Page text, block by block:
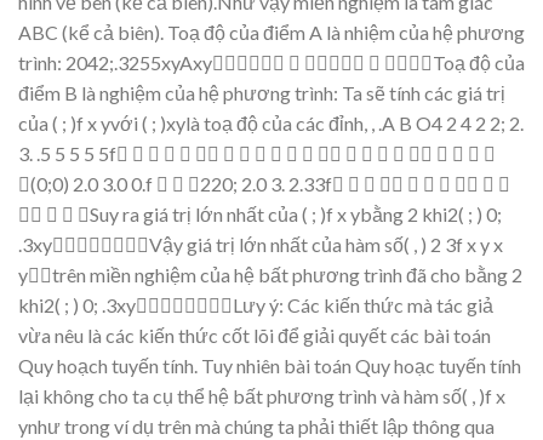
ABC (kể cả biên). Toạ độcủa điểm A là nhiệm của hệ phương
trình: 2042;.3255xyAxy    Toạ độcủa
điểm B là nghiệm của hệ phương trình: Ta sẽ tính các giá trị
của ( ; )fxyvới ( ; )xylà toạ độcủa các đỉnh, , .A B O4 2 4 2 2; 2.
3. .5 5 5 5 5f                     
(0;0) 2.0 3.00.f   220; 2.0 3. 2.33f         
   Suy ra giá trị lớn nhất của ( ; )fxybằng 2 khi2( ; ) 0;
.3xyVậygiá trị lớn nhấtcủa hàm số( , ) 2 3fxyx
ytrên miền nghiệm của hệ bấtphươngtrình đã cho bằng 2
khi2( ; ) 0; .3xyLưyý: Các kiến thức mà tác giả
vừa nêu là các kiến thức cốt lõi để giải quyếtcác bài toán
Quyhoạch tuyến tính. Tuy nhiên bài toán Quy hoạc tuyến tính
lại khôngcho ta cụ thể hệ bấtphương trình và hàm số( , )fx
ynhư trong ví dụ trên mà chúng ta phải thiết lập thông qua